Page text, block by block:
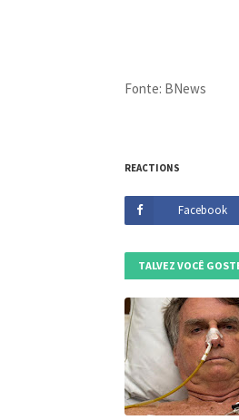
Fonte: BNews
REACTIONS
Facebook
TALVEZ VOCÊ